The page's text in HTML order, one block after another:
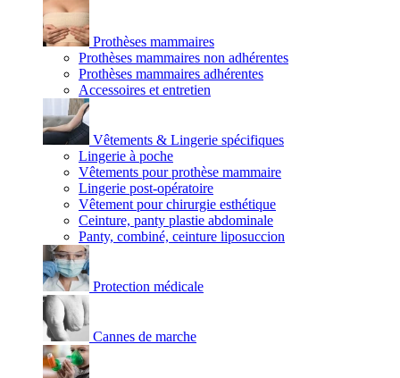
Prothèses mammaires
Prothèses mammaires non adhérentes
Prothèses mammaires adhérentes
Accessoires et entretien
Vêtements & Lingerie spécifiques
Lingerie à poche
Vêtements pour prothèse mammaire
Lingerie post-opératoire
Vêtement pour chirurgie esthétique
Ceinture, panty plastie abdominale
Panty, combiné, ceinture liposuccion
Protection médicale
Cannes de marche